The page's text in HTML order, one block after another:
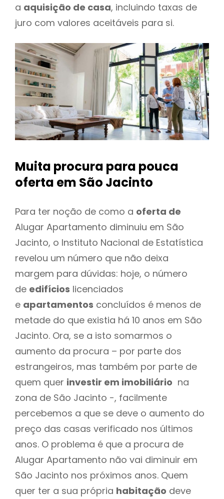
a aquisição de casa, incluindo taxas de
juro com valores aceitáveis para si.
Muita procura para pouca
oferta em São Jacinto
Para ter noção de como a oferta de
Alugar Apartamento diminuiu em São
Jacinto, o Instituto Nacional de Estatística
revelou um número que não deixa
margem para dúvidas: hoje, o número
de edifícios licenciados
e apartamentos concluídos é menos de
metade do que existia há 10 anos em São
Jacinto. Ora, se a isto somarmos o
aumento da procura – por parte dos
estrangeiros, mas também por parte de
quem quer investir em imobiliário na
zona de São Jacinto -, facilmente
percebemos a que se deve o aumento do
preço das casas verificado nos últimos
anos. O problema é que a procura de
Alugar Apartamento não vai diminuir em
São Jacinto nos próximos anos. Quem
quer ter a sua própria habitação deve